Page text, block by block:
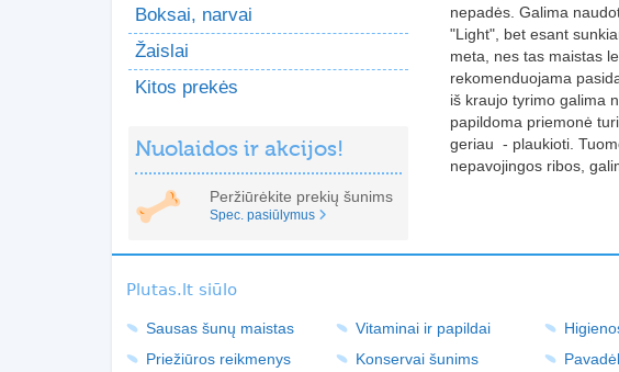
Boksai, narvai
Žaislai
Kitos prekės
Nuolaidos ir akcijos!
Peržiūrėkite prekių šunims
Spec. pasiūlymus
nepadės. Galima
"Light", bet esant
meta, nes tas maistas
rekomenduojama
iš kraujo tyrimo galima
papildoma priemonė
geriau - plaukioti.
nepavojingos ribos,
Plutas.lt siūlo
Sausas šunų maistas
Priežiūros reikmenys
Vitaminai ir papildai
Konservai šunims